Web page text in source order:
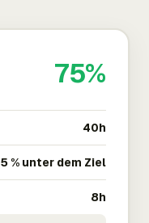
75%
40h
5 % unter dem Ziel
8h